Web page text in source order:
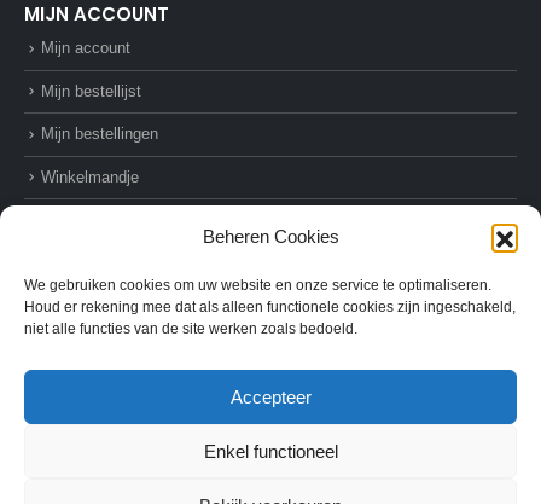
Beheren Cookies
We gebruiken cookies om uw website en onze service te optimaliseren.
Houd er rekening mee dat als alleen functionele cookies zijn ingeschakeld,
niet alle functies van de site werken zoals bedoeld.
Accepteer
Enkel functioneel
MIJN ACCOUNT
Mijn account
Mijn bestellijst
Mijn bestellingen
Winkelmandje